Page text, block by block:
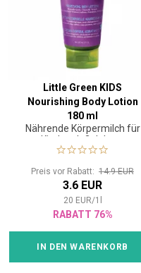
Little Green KIDS
Nourishing Body Lotion
180 ml
Nährende Körpermilch für
Kinder ab 3 Jahren
Preis vor Rabatt: 14.9 EUR
3.6 EUR
20 EUR/1
RABATT 76%
IN DEN WARENKORB